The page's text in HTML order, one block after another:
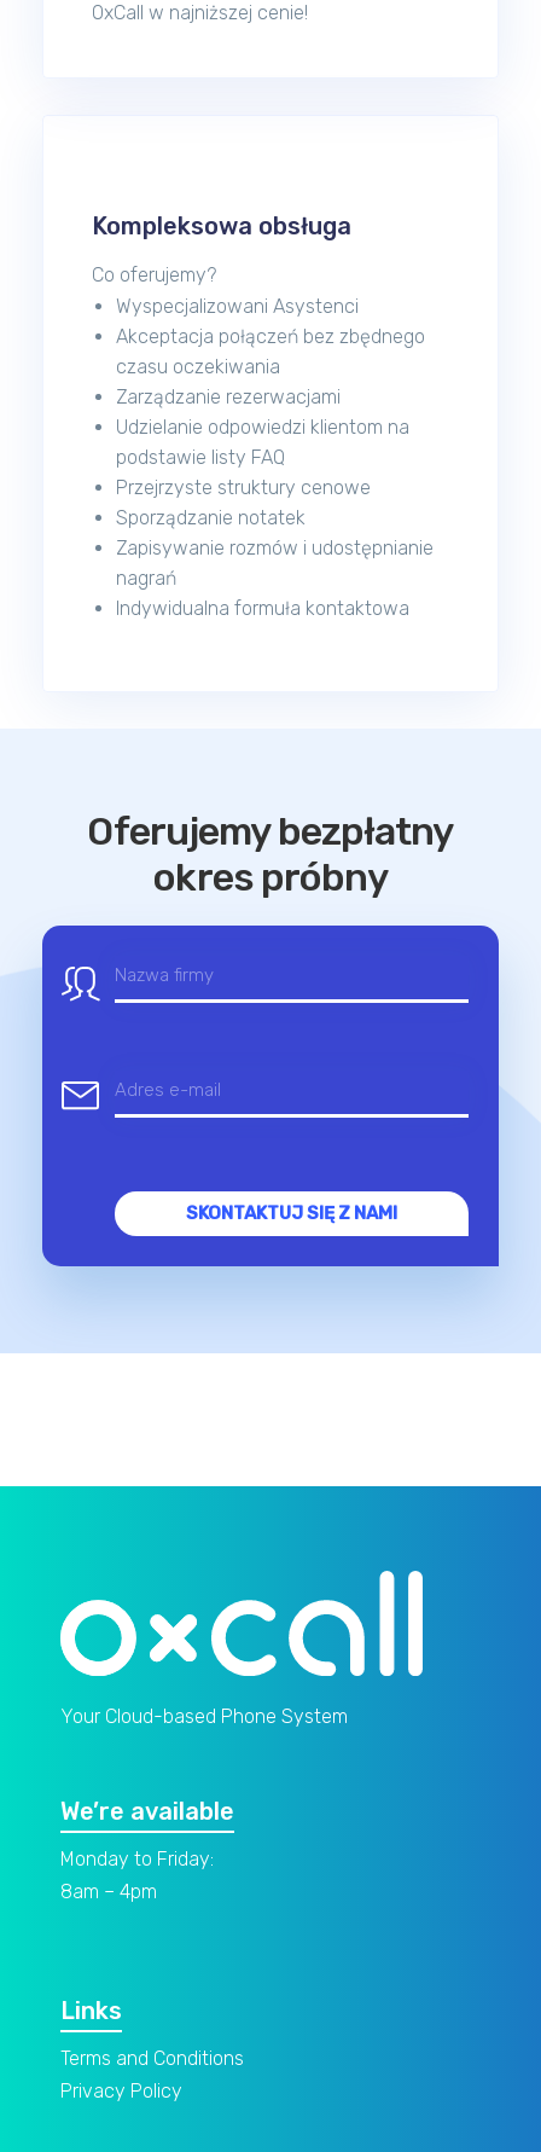
OxCall w najniższej cenie!
Kompleksowa obsługa
Co oferujemy?
Wyspecjalizowani Asystenci
Akceptacja połączeń bez zbędnego
czasu oczekiwania
Zarządzanie rezerwacjami
Udzielanie odpowiedzi klientom na
podstawie listy FAQ
Przejrzyste struktury cenowe
Sporządzanie notatek
Zapisywanie rozmów i udostępnianie
nagrań
Indywidualna formuła kontaktowa
Oferujemy bezpłatny
okres próbny
SKONTAKTUJ SIĘ Z NAMI
Your Cloud-based Phone System
We’re available
Monday to Friday:
8am – 4pm
Links
Terms and Conditions
Privacy Policy